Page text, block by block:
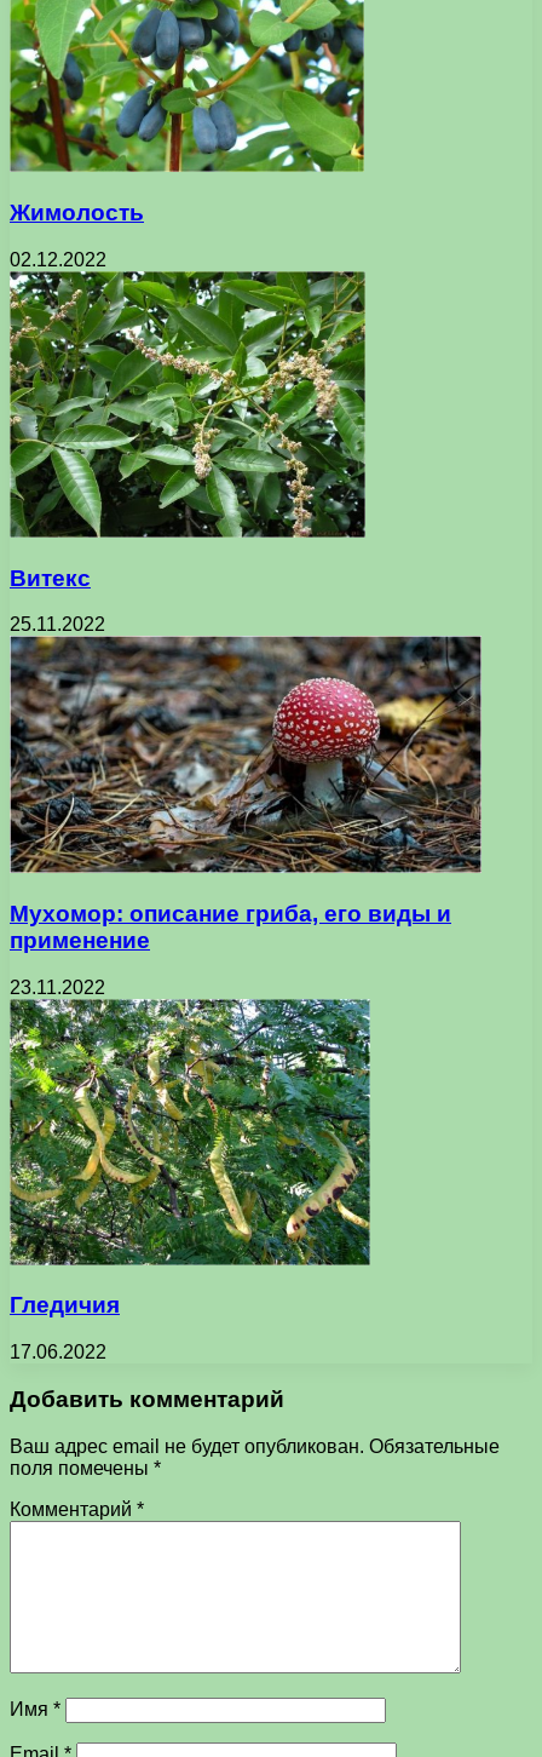
Жимолость
02.12.2022
Витекс
25.11.2022
Мухомор: описание гриба, его виды и
применение
23.11.2022
Гледичия
17.06.2022
Добавить комментарий
Ваш адрес email не будет опубликован. Обязательные
поля помечены *
Комментарий *
Имя *